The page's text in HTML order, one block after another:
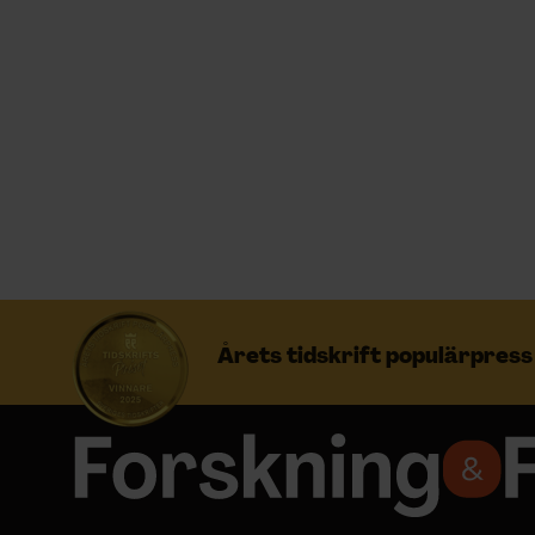
Årets tidskrift populärpress
NYHETSBREV
ÄMNEN
ARKIV & E-TIDNING
LYSSNA/PODD